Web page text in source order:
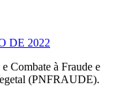
DE 2022
Combate à Fraude e
(PNFRAUDE).